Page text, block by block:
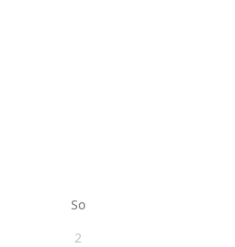
So
2